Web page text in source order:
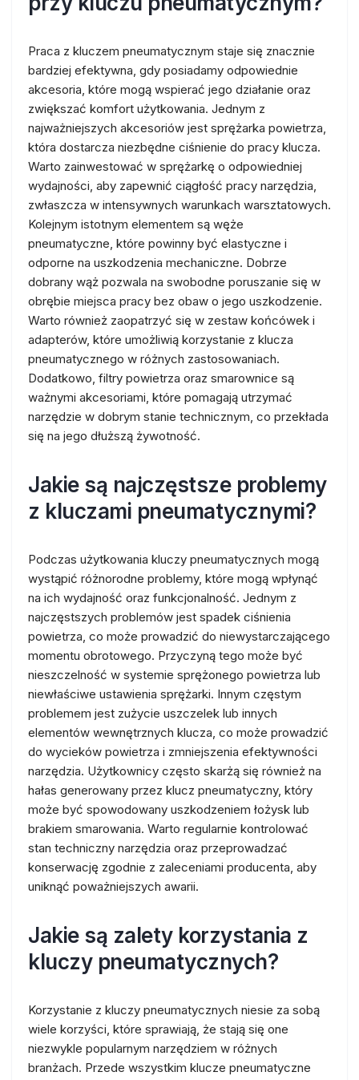
Praca z kluczem pneumatycznym staje się znacznie
bardziej efektywna, gdy posiadamy odpowiednie
akcesoria, które mogą wspierać jego działanie oraz
zwiększać komfort użytkowania. Jednym z
najważniejszych akcesoriów jest sprężarka powietrza,
która dostarcza niezbędne ciśnienie do pracy klucza.
Warto zainwestować w sprężarkę o odpowiedniej
wydajności, aby zapewnić ciągłość pracy narzędzia,
zwłaszcza w intensywnych warunkach warsztatowych.
Kolejnym istotnym elementem są węże
pneumatyczne, które powinny być elastyczne i
odporne na uszkodzenia mechaniczne. Dobrze
dobrany wąż pozwala na swobodne poruszanie się w
obrębie miejsca pracy bez obaw o jego uszkodzenie.
Warto również zaopatrzyć się w zestaw końcówek i
adapterów, które umożliwią korzystanie z klucza
pneumatycznego w różnych zastosowaniach.
Dodatkowo, filtry powietrza oraz smarownice są
ważnymi akcesoriami, które pomagają utrzymać
narzędzie w dobrym stanie technicznym, co przekłada
się na jego dłuższą żywotność.
Jakie są najczęstsze problemy
z kluczami pneumatycznymi?
Podczas użytkowania kluczy pneumatycznych mogą
wystąpić różnorodne problemy, które mogą wpłynąć
na ich wydajność oraz funkcjonalność. Jednym z
najczęstszych problemów jest spadek ciśnienia
powietrza, co może prowadzić do niewystarczającego
momentu obrotowego. Przyczyną tego może być
nieszczelność w systemie sprężonego powietrza lub
niewłaściwe ustawienia sprężarki. Innym częstym
problemem jest zużycie uszczelek lub innych
elementów wewnętrznych klucza, co może prowadzić
do wycieków powietrza i zmniejszenia efektywności
narzędzia. Użytkownicy często skarżą się również na
hałas generowany przez klucz pneumatyczny, który
może być spowodowany uszkodzeniem łożysk lub
brakiem smarowania. Warto regularnie kontrolować
stan techniczny narzędzia oraz przeprowadzać
konserwację zgodnie z zaleceniami producenta, aby
uniknąć poważniejszych awarii.
Jakie są zalety korzystania z
kluczy pneumatycznych?
Korzystanie z kluczy pneumatycznych niesie za sobą
wiele korzyści, które sprawiają, że stają się one
niezwykle popularnym narzędziem w różnych
branżach. Przede wszystkim klucze pneumatyczne